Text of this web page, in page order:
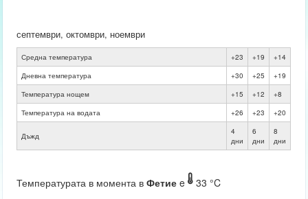
септември, октомври, ноември
Средна температура +23 +19
+14
Дневна температура
+30 +25
+19
Температура нощем
+15 +12
+8
Температура на водата
+26 +23 +20
Дъжд
4
дни
6
дни
8
дни
Температурата в момента вФетие e 33 °C